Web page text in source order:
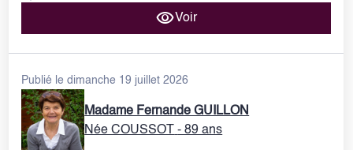
Voir
Publié le dimanche 19 juillet 2026
Madame Fernande GUILLON
Née COUSSOT
- 89 ans